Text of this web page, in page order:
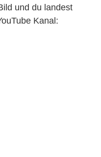
und du landest
Kanal: